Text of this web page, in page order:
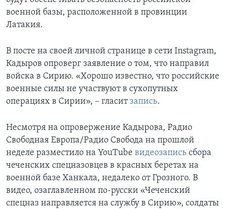
военной базы, расположенной в провинции
Латакия.
В посте на своей личной странице в сети Instagram,
Кадыров опроверг заявление о том, что направил
войска в Сирию. «Хорошо известно, что российские
военные силы не участвуют в сухопутных
операциях в Сирии», – гласитзапись.
Несмотря на опровержение Кадырова, Радио
Свободная Европа/Радио Свобода на прошлой
неделе разместило на YouTube видеозапись сбора
чеченских спецназовцев в красных беретах на
военной базе Ханкала, недалеко от Грозного. В
видео, озаглавленном по-русски «Чеченский
спецназ направляется на службу в Сирию», солдаты